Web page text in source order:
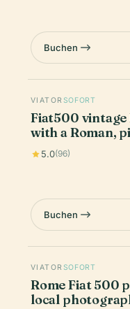
Buchen
VIATOR SOFORT
Fiat500
with a Roman,
5.0(96)
Buchen
VIATOR SOFORT
Rome Fiat 500
local